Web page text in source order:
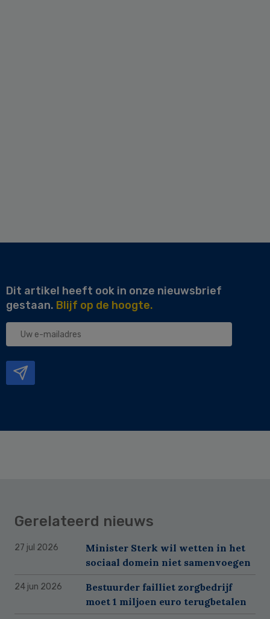
Dit artikel heeft ook in onze nieuwsbrief
gestaan. Blijf op de hoogte.
Uw
Gerelateerd nieuws
27 jul 2026
Minister Sterk wil wetten in het
sociaal domein niet samenvoegen
24 jun 2026
Bestuurder failliet zorgbedrijf
moet 1 miljoen euro terugbetalen